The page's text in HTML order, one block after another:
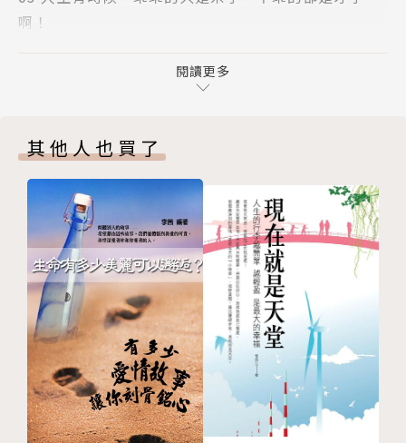
我又體會到了一些事，所以我決定繼續寫下去，
提供你在演練時，有更多的體會。
◆把話說好是我們的責任：沒有別人能替我們把話說
好，而把話說好，收穫最大的，當然也是我們自己。
◆請從說話方面開始照鏡子：未必有人看的外表，我們
很重視，而必定有人聽的說話，我們卻不加修飾、很少
檢點，這很奇怪！
◆想不出要聊什麼，就聊這個：聊天氣、時事、工作，
非常容易卡住，聊吃的卻永遠都有出路！
◆想不出理由時，怎麼辦：當你迫不得已，必須做出一
件不受認同的事......你可以說一個「講了等於沒講」的
理由。
啊！
05 八卦免不掉，但可以追求比較有品味的方式來八
07 「說話之道」的濃縮膠囊。
08 開會的廢話，等於在燒公司的錢！
09 聊天用三大題型，適合哪種人呢？
10 苦衷，留在後面說。
11 自嘲，是有自信的人，才做得到的事。
12 保持神秘，給別人空間去發揮想像力。
13 說話有標題和結論，確保對方聽得懂你的話。
14 存在感薄弱的人，就不必常撂粗話了。
15 有沒有教養，和誠不誠實，根本是兩碼事。
16 尊敬很好，但尊敬到發抖抖不停，就成了困擾。
17 「交淺言深」時，不妨先「試水溫」「測風向」。
18 如何成為功能優良的「滅火器」？
閱讀更多
其他人也買了